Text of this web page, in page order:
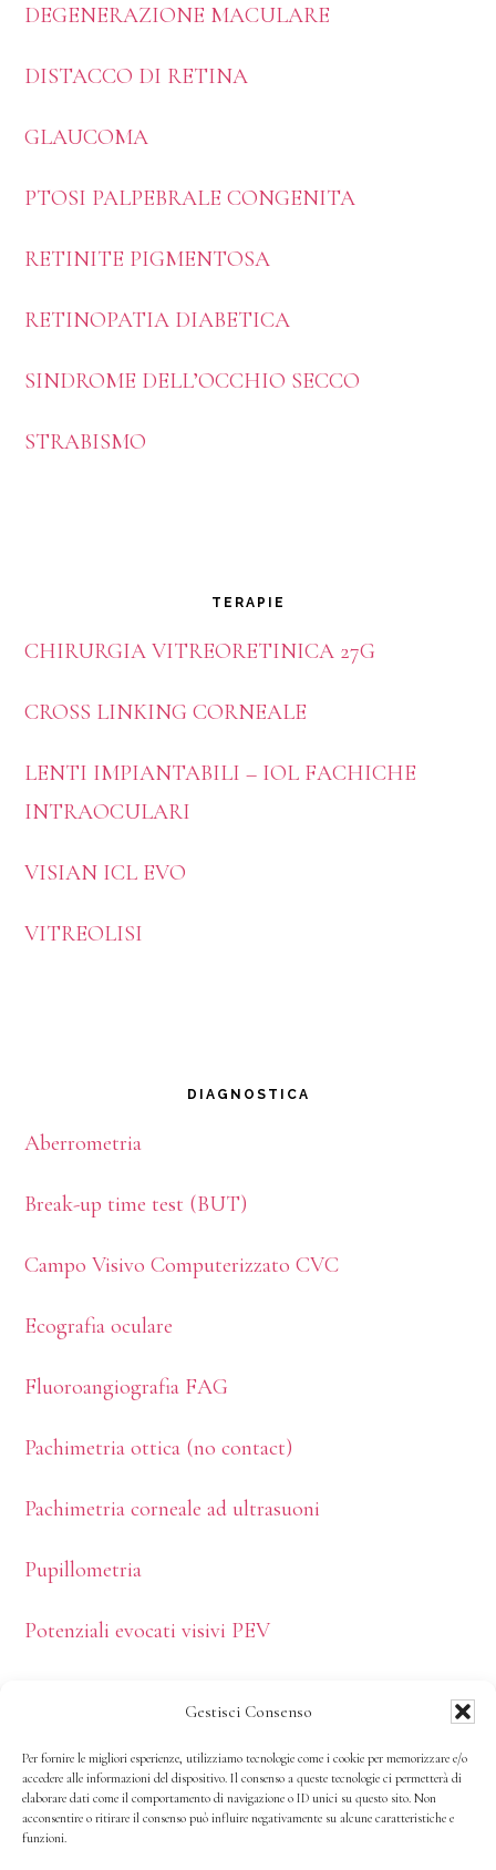
Gestisci Consenso
Per fornire le migliori esperienze, utilizziamo tecnologie come i cookie per memorizzare e/o
accedere alle informazioni del dispositivo. Il consenso a queste tecnologie ci permetterà di
elaborare dati come il comportamento di navigazione o ID unici su questo sito. Non
acconsentire o ritirare il consenso può influire negativamente su alcune caratteristiche e
funzioni.
DEGENERAZIONE MACULARE
DISTACCO DI RETINA
GLAUCOMA
PTOSI PALPEBRALE CONGENITA
RETINITE PIGMENTOSA
RETINOPATIA DIABETICA
SINDROME DELL’OCCHIO SECCO
STRABISMO
TERAPIE
CHIRURGIA VITREORETINICA 27G
CROSS LINKING CORNEALE
LENTI IMPIANTABILI – IOL FACHICHE
INTRAOCULARI
VISIAN ICL EVO
VITREOLISI
DIAGNOSTICA
Aberrometria
Break-up time test (BUT)
Campo Visivo Computerizzato CVC
Ecografia oculare
Fluoroangiografia FAG
Pachimetria ottica (no contact)
Pachimetria corneale ad ultrasuoni
Pupillometria
Potenziali evocati visivi PEV
Test di Schirmer
Tomografia coerenza ottica O.C.T.